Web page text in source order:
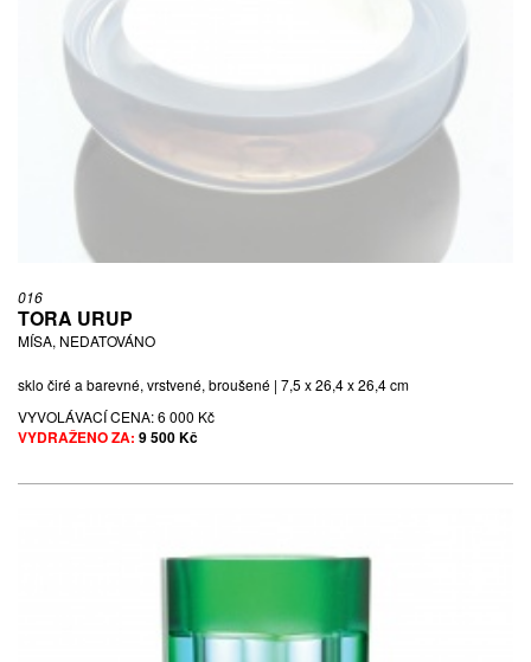
016
TORA URUP
MÍSA, NEDATOVÁNO
sklo čiré a barevné, vrstvené, broušené | 7,5 x 26,4 x 26,4 cm
VYVOLÁVACÍ CENA:6 000 Kč
VYDRAŽENO ZA: 9 500 Kč